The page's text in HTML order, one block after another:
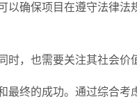
以确保项目在遵守法律法
，也需要关注其社会价
终的成功。通过综合考